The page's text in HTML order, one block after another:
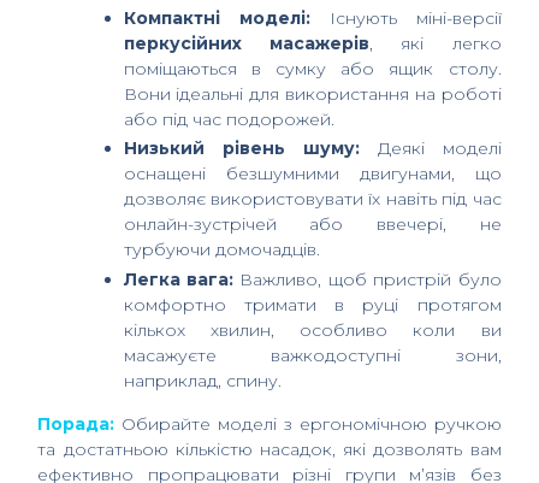
Компактні моделі:Існують міні-версії
перкусійних масажерів, які легко
поміщаються в сумку або ящик столу.
Вони ідеальні для використання на роботі
або під час подорожей.
Низький рівень шуму:Деякі моделі
оснащені безшумними двигунами, що
дозволяє використовувати їх навіть під час
онлайн-зустрічей або ввечері, не
турбуючи домочадців.
Легка вага:Важливо, щоб пристрій було
комфортно тримати в руці протягом
кількох хвилин, особливо коли ви
масажуєте важкодоступні зони,
наприклад, спину.
Порада: Обирайте моделі з ергономічною ручкою
та достатньою кількістю насадок, які дозволять вам
ефективно пропрацювати різні групи м’язів без